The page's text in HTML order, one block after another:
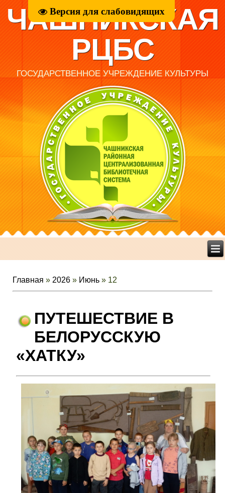
Версия для слабовидящих
ЧАШНИКСКАЯ
РЦБС
ГОСУДАРСТВЕННОЕ УЧРЕЖДЕНИЕ КУЛЬТУРЫ
Главная » 2026 » Июнь » 12
ПУТЕШЕСТВИЕ В
БЕЛОРУССКУЮ
«ХАТКУ»